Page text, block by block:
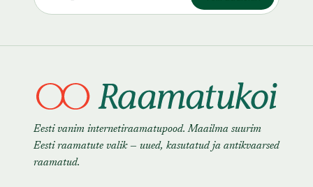
Eesti vanim internetiraamatupood. Maailma suurim
Eesti raamatute valik — uued, kasutatud ja antikvaarsed
raamatud.